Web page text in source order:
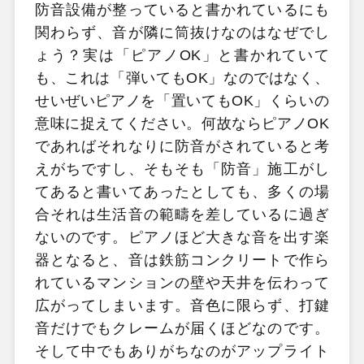
防音設備が整っていると書かれているにも
関わらず、音が隣に筒抜けなのはなぜでし
ょう？実は「ピアノOK」と書かれていて
も、これは「弾いてもOK」なのではなく、
せいぜいピアノを「置いてもOK」くらいの
意味に捉えてください。何故ならピアノOK
であればそれなりに防音がされていると考
えがちですし、そもそも「防音」施工がし
てあると書いてあったとしても、多くの場
合それは生活音の範疇を差しているに過ぎ
ないのです。ピアノほど大きな音を出す楽
器となると、音は鉄筋コンクリートで作ら
れているマンションの壁や天井を伝わって
広がってしまいます。音色に限らず、打鍵
音だけでもクレームが届くほどなのです。
そして中でもありがちなのがアップライト